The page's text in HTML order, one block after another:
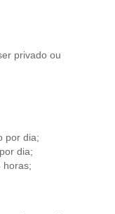
privado ou
por dia;
dia;
horas;